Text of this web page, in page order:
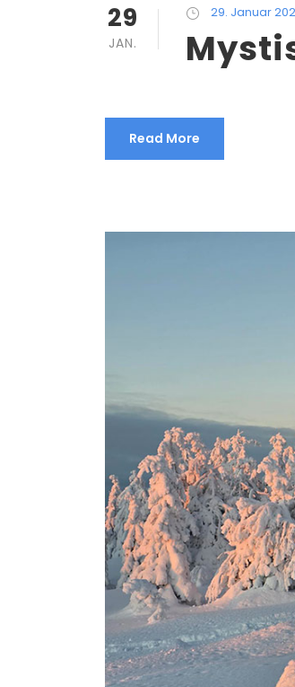
29
JAN.
29. Januar
Read More